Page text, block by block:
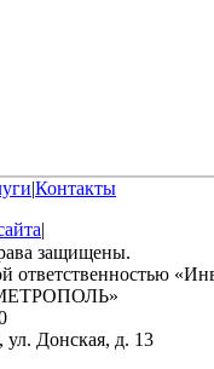
|Контакты
|
защищены.
ответственностью
ул. Донская, д. 13